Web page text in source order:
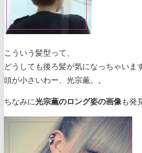
こういう髪型って、
どうしても後ろ髪が気になっちゃいま
頭が小さいわー、光宗薫。。
ちなみに光宗薫のロング姿の画像 も発